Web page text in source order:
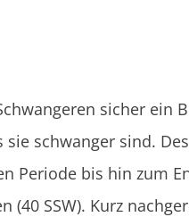
sicher ein
schwanger sind.
Periode bis hin zum
(40 SSW). Kurz